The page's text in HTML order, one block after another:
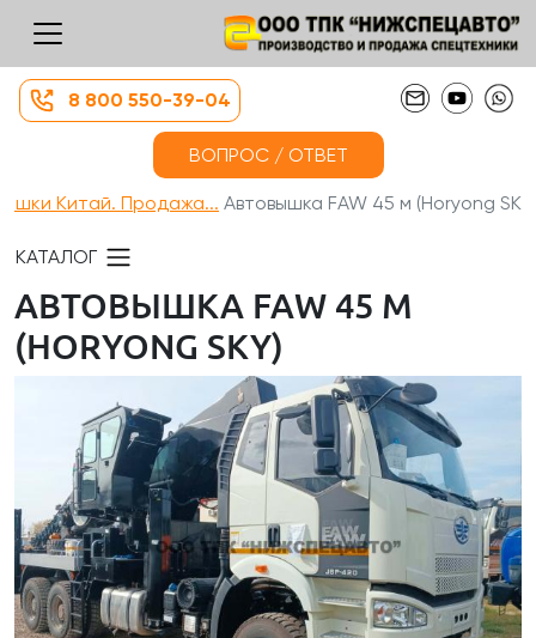
8 800 550-39-04
ВОПРОС / ОТВЕТ
Китай. Продажа... Автовышка FAW 45 м (Horyong SK...
КАТАЛОГ
АВТОВЫШКА FAW 45 М
(HORYONG SKY)